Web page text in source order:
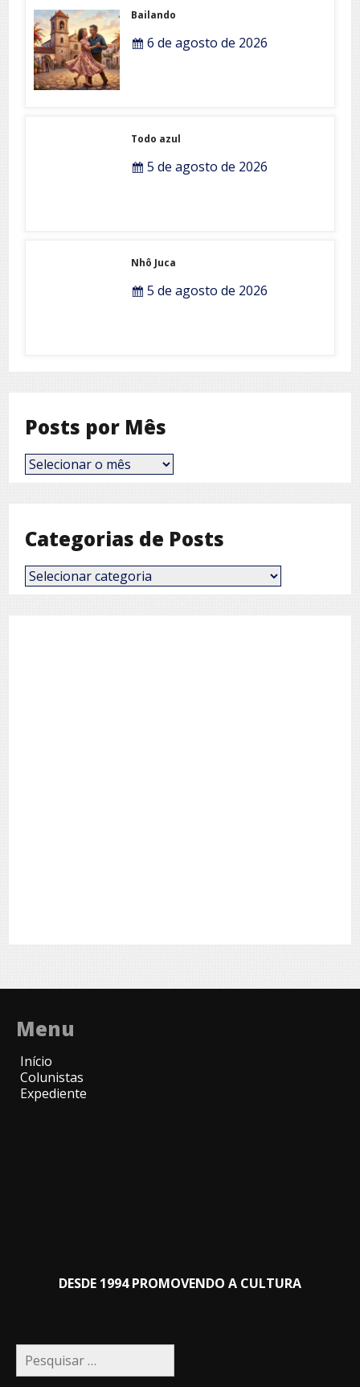
Bailando
6 de agosto de 2026
Todo azul
5 de agosto de 2026
Nhô Juca
5 de agosto de 2026
Posts por Mês
Posts
por
Categorias de Posts
Categorias
de
Menu
Início
Colunistas
Expediente
DESDE 1994 PROMOVENDO A CULTURA
Pesquisar
por: